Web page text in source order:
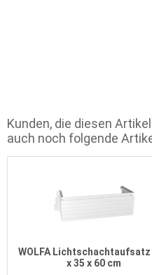
Kunden, die diesen
auch noch folgende
WOLFA Lichtschachtaufsatz
x 35 x 60 cm